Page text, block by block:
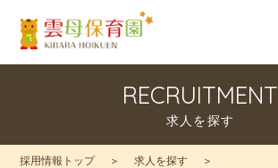
RECRUITMENT
求人を探す
採用情報トップ 求人を探す